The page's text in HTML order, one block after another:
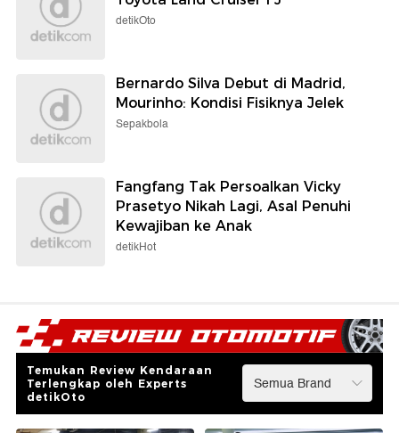
detikOto
Bernardo Silva Debut di Madrid,
Mourinho: Kondisi Fisiknya Jelek
Sepakbola
Fangfang Tak Persoalkan Vicky
Prasetyo Nikah Lagi, Asal Penuhi
Kewajiban ke Anak
detikHot
Temukan Review Kendaraan
Terlengkap oleh Experts
detikOto